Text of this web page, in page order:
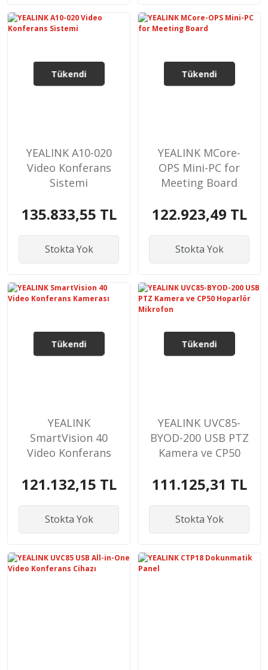
Tükendi
YEALINK A10-020
Video Konferans
Sistemi
135.833,55 TL
Stokta Yok
Tükendi
YEALINK MCore-
OPS Mini-PC for
Meeting Board
122.923,49 TL
Stokta Yok
Tükendi
YEALINK
SmartVision 40
Video Konferans
121.132,15 TL
Stokta Yok
Tükendi
YEALINK UVC85-
BYOD-200 USB PTZ
Kamera ve CP50
111.125,31 TL
Stokta Yok